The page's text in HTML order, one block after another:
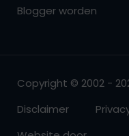
Blogger worden
Copyright © 2002 -
Disclaimer